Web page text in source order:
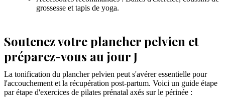
grossesse et tapis de yoga.
Soutenez votre plancher pelvien et
préparez-vous au jour J
La tonification du plancher pelvien peut s'avérer essentielle pour
l'accouchement et la récupération post-partum. Voici un guide étape
par étape d'exercices de pilates prénatal axés sur le périnée :